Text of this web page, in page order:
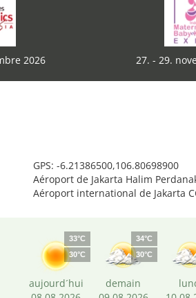
2026 27. - 29.
GPS: -6.21386500,106.80698900
Aéroport de Jakarta Halim
Aéroport international de Jakarta
33°C
30°C
aujourd´hui
34°C
30°C
demain